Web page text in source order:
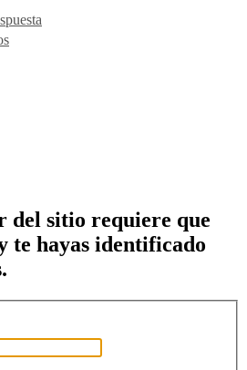
del sitio requiere que
te hayas identificado